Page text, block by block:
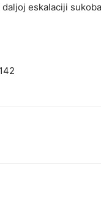
eskalaciji
142